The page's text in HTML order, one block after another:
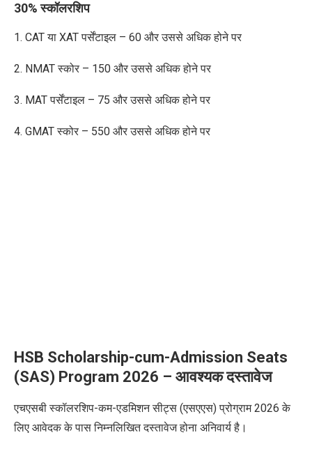
30% स्कॉलरशिप
1. CATया XATपर्सेंटाइल – 60 और उससे अधिक होने पर
2. NMATस्कोर – 150 और उससे अधिक होने पर
3. MATपर्सेंटाइल – 75 और उससे अधिक होने पर
4. GMATस्कोर – 550 और उससे अधिक होने पर
HSB Scholarship-cum-Admission Seats
(SAS) Program 2026 – आवश्यक दस्तावेज
एचएसबी स्कॉलरशिप-कम-एडमिशन सीट्स (एसएएस) प्रोग्राम 2026 के
लिए आवेदक के पास निम्नलिखित दस्तावेज होना अनिवार्य है।